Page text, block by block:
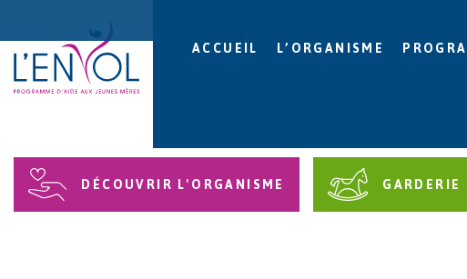
ACCUEIL L’ORGANISME
DÉCOUVRIR L'ORGANISME GARDERIE